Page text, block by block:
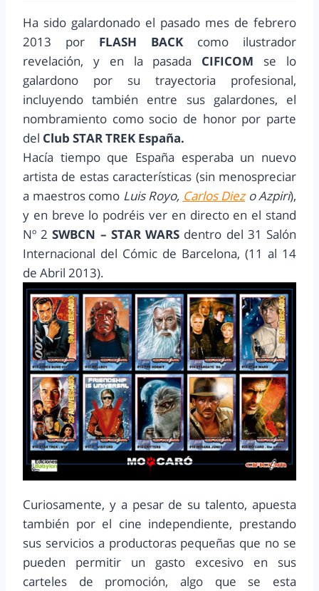
Ha sido galardonado el pasado mes de febrero
2013 por FLASH BACK como ilustrador
revelación, y en la pasada CIFICOM se lo
galardono por su trayectoria profesional,
incluyendo también entre sus galardones, el
nombramiento como socio de honor por parte
del Club STAR TREK España.
Hacía tiempo que España esperaba un nuevo
artista de estas características (sin menospreciar
a maestros como Luis Royo, Carlos Diezo Azpiri),
y en breve lo podréis ver en directo en el stand
Nº 2SWBCN – STAR WARS dentro del 31 Salón
Internacional del Cómic de Barcelona, (11 al 14
de Abril 2013).
Curiosamente, y a pesar de su talento, apuesta
también por el cine independiente, prestando
sus servicios a productoras pequeñas que no se
pueden permitir un gasto excesivo en sus
carteles de promoción, algo que se esta